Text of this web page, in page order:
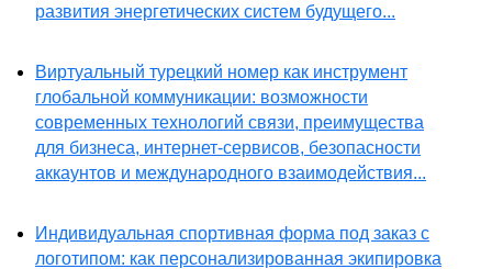
развития энергетических систем будущего...
Виртуальный турецкий номер как инструмент
глобальной коммуникации: возможности
современных технологий связи, преимущества
для бизнеса, интернет-сервисов, безопасности
аккаунтов и международного взаимодействия...
Индивидуальная спортивная форма под заказ с
логотипом: как персонализированная экипировка